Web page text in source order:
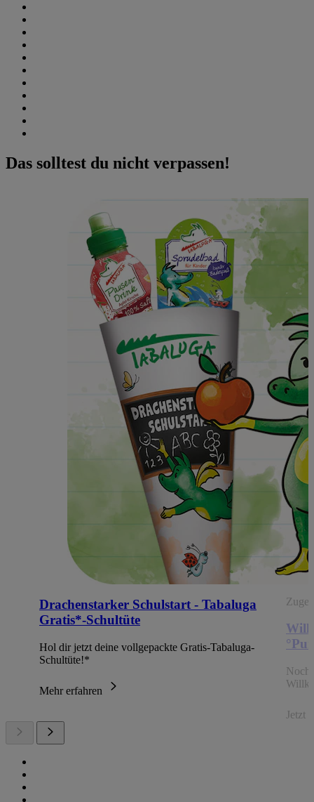
Das solltest du nicht verpassen!
Drachenstarker Schulstart - Tabaluga
Gratis*-Schultüte
Hol dir jetzt deine vollgepackte Gratis-Tabaluga-
Schultüte!*
Mehr erfahren
Noch
Jetzt